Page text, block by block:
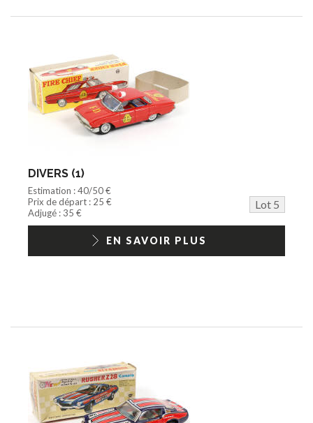
DIVERS (1)
Estimation : 40/50 €
Prix de départ : 25 €
Lot 5
Adjugé : 35 €
EN SAVOIR PLUS